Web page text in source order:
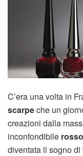
C’era una volta in
scarpeche un
creazioni dalla
inconfondibile
diventata il sogno